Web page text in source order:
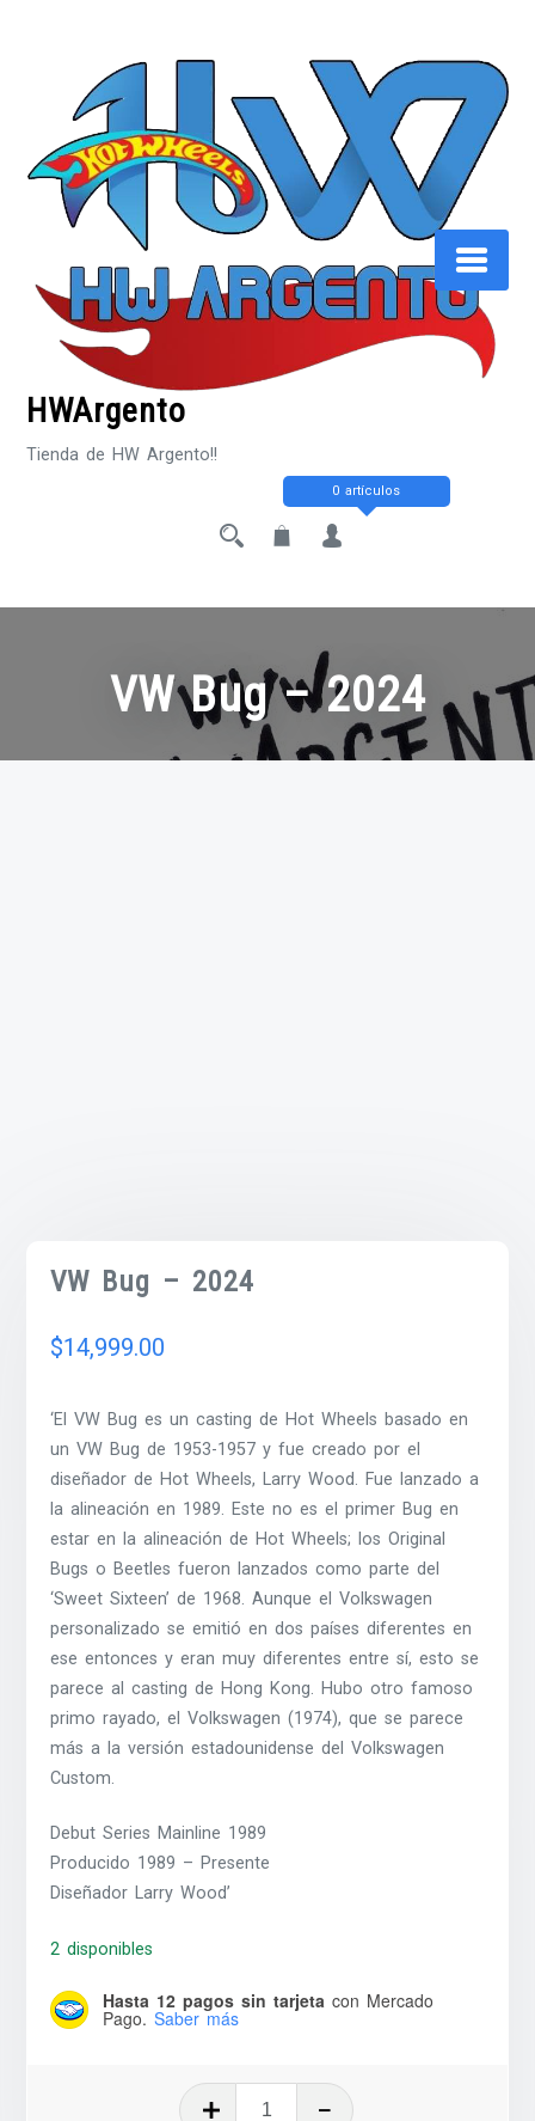
HWArgento
Tienda de HW Argento!!
0 artículos
VW Bug – 2024
VW Bug – 2024
$14,999.00
‘El VW Bug es un casting de Hot Wheels basado en
un VW Bug de 1953-1957 y fue creado por el
diseñador de Hot Wheels, Larry Wood. Fue lanzado a
la alineación en 1989. Este no es el primer Bug en
estar en la alineación de Hot Wheels; los Original
Bugs o Beetles fueron lanzados como parte del
‘Sweet Sixteen’ de 1968. Aunque el Volkswagen
personalizado se emitió en dos países diferentes en
ese entonces y eran muy diferentes entre sí, esto se
parece al casting de Hong Kong. Hubo otro famoso
primo rayado, el Volkswagen (1974), que se parece
más a la versión estadounidense del Volkswagen
Custom.
Debut Series Mainline 1989
Producido 1989 – Presente
Diseñador Larry Wood’
2 disponibles
Hasta 12 pagos sin tarjeta con Mercado
Pago. Saber más